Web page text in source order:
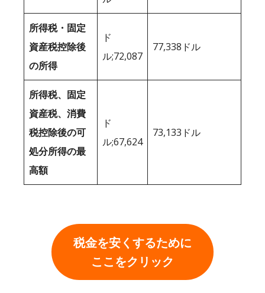
所得税・固定
資産税控除後
の所得
ド
ル;72,087
77,338ドル
所得税、固定
資産税、消費
税控除後の可
処分所得の最
高額
ド
ル;67,624
73,133ドル
税金を安くするために
ここをクリック